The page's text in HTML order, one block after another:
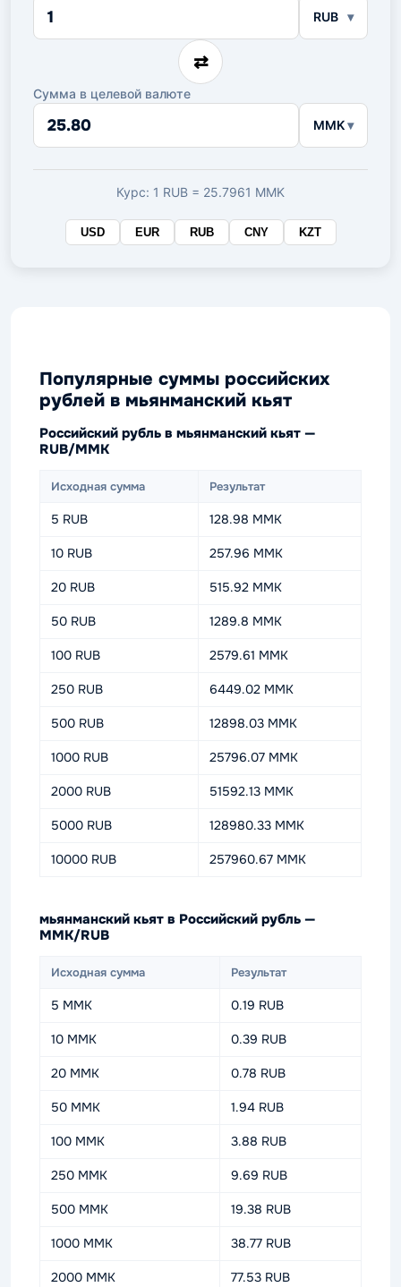
исходной
RUB
⇄
Сумма в целевой валюте
Сумма
целевой
валюте
MMK
Курс: 1 RUB = 25.7961 MMK
USD EUR RUB CNY KZT
Популярные суммы российских
рублей в мьянманский кьят
Российский рубль в мьянманский кьят —
RUB/MMK
Исходная сумма Результат
5 RUB 128.98 MMK
10 RUB 257.96 MMK
20 RUB 515.92 MMK
50 RUB 1289.8 MMK
100 RUB 2579.61 MMK
250 RUB 6449.02 MMK
500 RUB 12898.03 MMK
1000 RUB 25796.07 MMK
2000 RUB 51592.13 MMK
5000 RUB 128980.33 MMK
10000 RUB 257960.67 MMK
мьянманский кьят в Российский рубль —
MMK/RUB
Исходная сумма Результат
5 MMK 0.19 RUB
10 MMK 0.39 RUB
20 MMK 0.78 RUB
50 MMK 1.94 RUB
100 MMK 3.88 RUB
250 MMK 9.69 RUB
500 MMK 19.38 RUB
1000 MMK 38.77 RUB
2000 MMK 77.53 RUB